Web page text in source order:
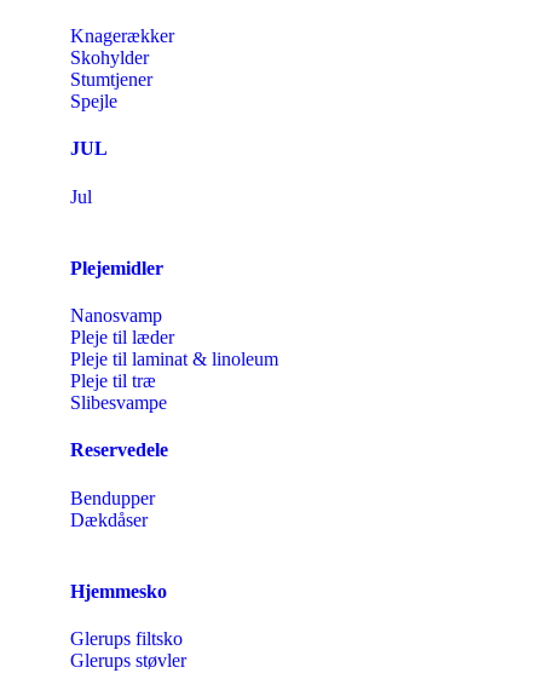
Knagerækker
Skohylder
Stumtjener
Spejle
JUL
Jul
Plejemidler
Nanosvamp
Pleje til læder
Pleje til laminat & linoleum
Pleje til træ
Slibesvampe
Reservedele
Bendupper
Dækdåser
Hjemmesko
Glerups filtsko
Glerups støvler